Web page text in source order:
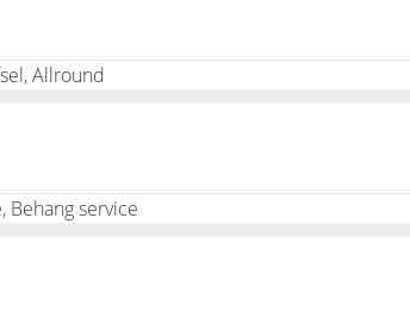
Allround
Behang service